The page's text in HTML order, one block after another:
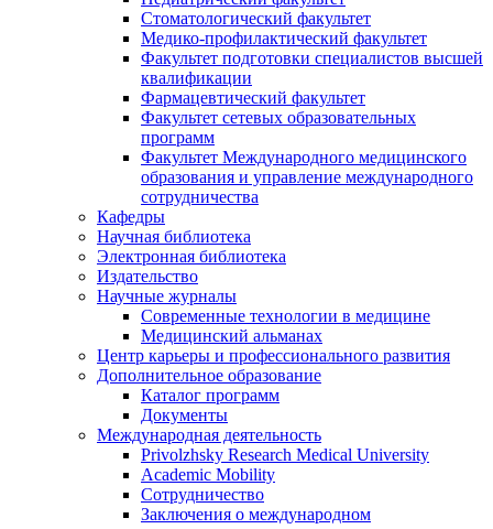
Стоматологический факультет
Медико-профилактический факультет
Факультет подготовки специалистов высшей
квалификации
Фармацевтический факультет
Факультет сетевых образовательных
программ
Факультет Международного медицинского
образования и управление международного
сотрудничества
Кафедры
Научная библиотека
Электронная библиотека
Издательство
Научные журналы
Современные технологии в медицине
Медицинский альманах
Центр карьеры и профессионального развития
Дополнительное образование
Каталог программ
Документы
Международная деятельность
Privolzhsky Research Medical University
Academic Mobility
Сотрудничество
Заключения о международном